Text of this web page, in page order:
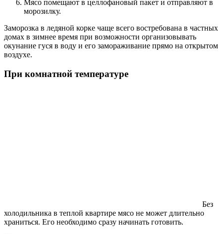
Мясо помещают в целлофановый пакет и отправляют в
морозилку.
Заморозка в ледяной корке чаще всего востребована в частных
домах в зимнее время при возможности организовывать
окунание гуся в воду и его замораживание прямо на открытом
воздухе.
При комнатной температуре
Без
холодильника в теплой квартире мясо не может длительно
храниться. Его необходимо сразу начинать готовить.